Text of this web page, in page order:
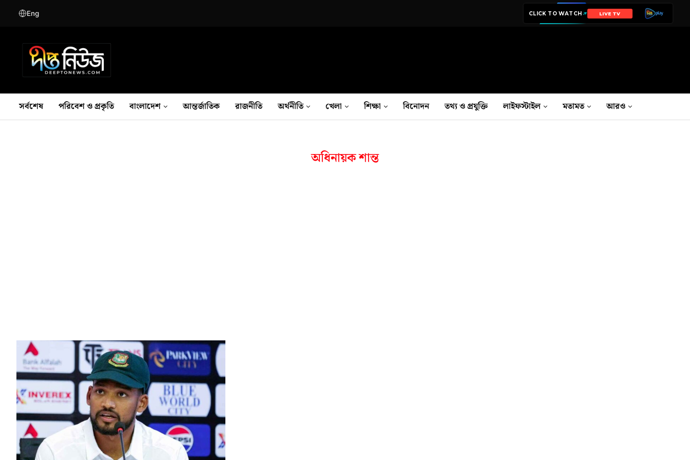
Eng CLICK TO WATCH LIVE TV
সর্বশেষ পরিবেশ ও প্রকৃতি বাংলাদেশ আন্তর্জাতিক রাজনীতি অর্থনীতি খেলা শিক্ষা বিনোদন তথ‍্য ও প্রযুক্তি লাইফস্টাইল মতামত আরও
অধিনায়ক শান্ত